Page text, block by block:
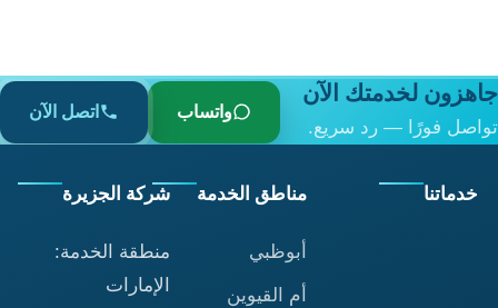
جاهزون لخدمتك الآن
تواصل فورًا — رد سريع.
واتساب اتصل الآن
خدماتنا مناطق الخدمة
أبوظبي
أم القيوين
شركة الجزيرة
منطقة الخدمة:
الإمارات